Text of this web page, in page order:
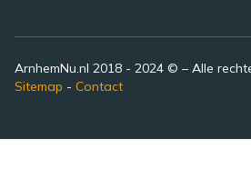
ArnhemNu.nl 2018 - 2024 © – Alle
Sitemap - Contact